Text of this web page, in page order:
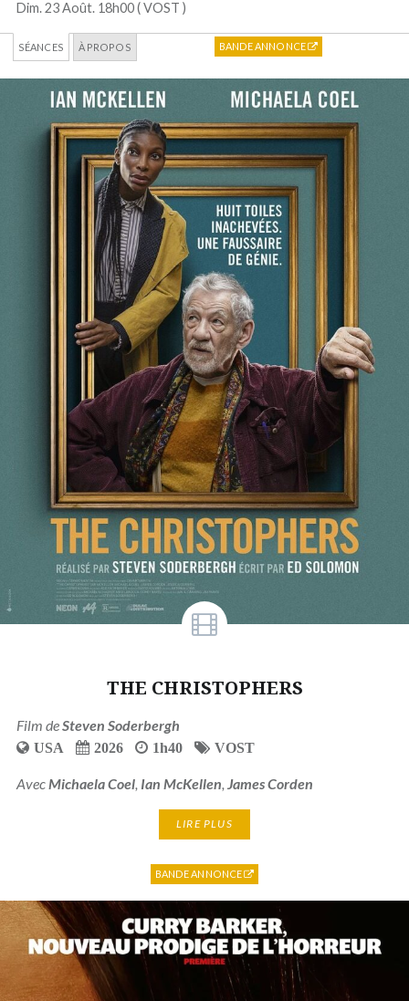
Dim. 23 Août. 18h00 (VOST )
SÉANCES À PROPOS BANDE ANNONCE
THE CHRISTOPHERS
Film de Steven Soderbergh
USA 2026 1h40 VOST
Avec Michaela Coel, Ian McKellen James Corden
LIRE PLUS
BANDE ANNONCE